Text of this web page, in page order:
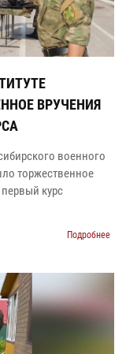
ВРУЧЕНИЯ
военного
торжественное
курс
Подробнее